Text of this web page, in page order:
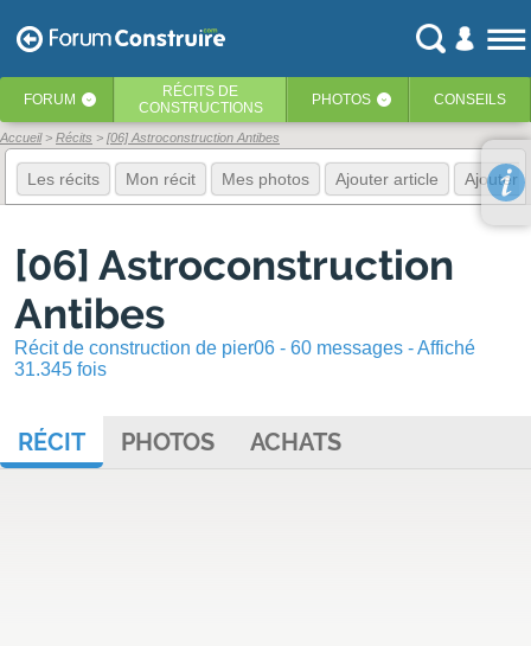
FORUM ‹ RÉCITS DE
CONSTRUCTIONS
PHOTOS ‹ CONSEILS
Accueil Récits [06] Astroconstruction Antibes
Les récits Mon récit Mes photos Ajouter article Ajouter
[06] Astroconstruction
Antibes
Récit de construction de pier06 - 60 messages - Affiché
31.345 fois
RÉCIT PHOTOS ACHATS